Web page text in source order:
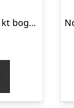
Nordahl Andersen 14 kt bogstav D